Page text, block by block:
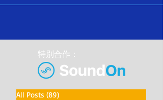
特別合作：
All Posts (89)